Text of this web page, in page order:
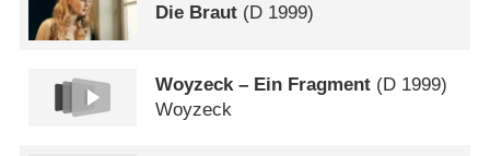
Die Braut (D 1999)
Woyzeck – Ein Fragment (D 1999)
Woyzeck